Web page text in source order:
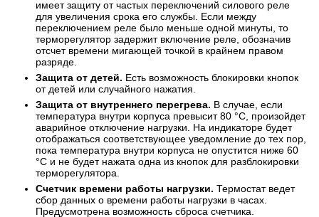
имеет защиту от частых переключений силового реле
для увеличения срока его службы. Если между
переключением реле было меньше одной минуты, то
терморегулятор задержит включение реле, обозначив
отсчет времени мигающей точкой в крайнем правом
разряде.
Защита от детей. Есть возможность блокировки кнопок
от детей или случайного нажатия.
Защита от внутреннего перегрева. В случае, если
температура внутри корпуса превысит 80 °С, произойдет
аварийное отключение нагрузки. На индикаторе будет
отображаться соответствующее уведомление до тех пор,
пока температура внутри корпуса не опустится ниже 60
°С и не будет нажата одна из кнопок для разблокировки
терморегулятора.
Счетчик времени работы нагрузки. Термостат ведет
сбор данных о времени работы нагрузки в часах.
Предусмотрена возможность сброса счетчика.